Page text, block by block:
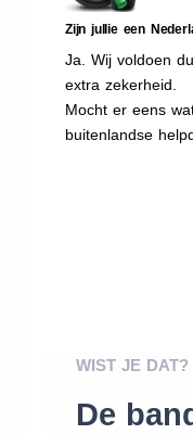
Zijn jullie een
Ja. Wij voldoen
extra zekerheid.
Mocht er eens
buitenlandse
WIST JE DAT?
De